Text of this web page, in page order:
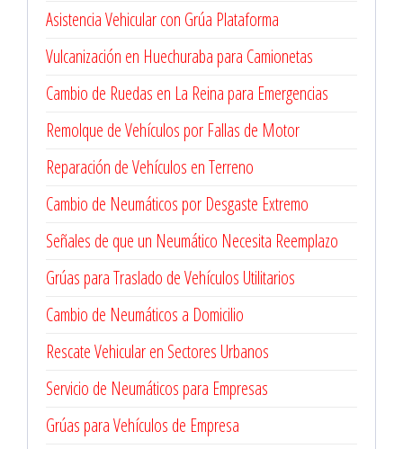
Asistencia Vehicular con Grúa Plataforma
Vulcanización en Huechuraba para Camionetas
Cambio de Ruedas en La Reina para Emergencias
Remolque de Vehículos por Fallas de Motor
Reparación de Vehículos en Terreno
Cambio de Neumáticos por Desgaste Extremo
Señales de que un Neumático Necesita Reemplazo
Grúas para Traslado de Vehículos Utilitarios
Cambio de Neumáticos a Domicilio
Rescate Vehicular en Sectores Urbanos
Servicio de Neumáticos para Empresas
Grúas para Vehículos de Empresa